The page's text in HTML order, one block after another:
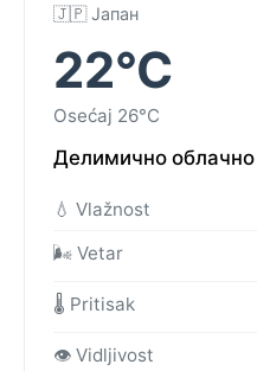
🇯🇵 Јапан
22°C
Osećaj 26°C
Делимично облачно
💧 Vlažnost
🌬️ Vetar
🌡️ Pritisak
👁️ Vidljivost